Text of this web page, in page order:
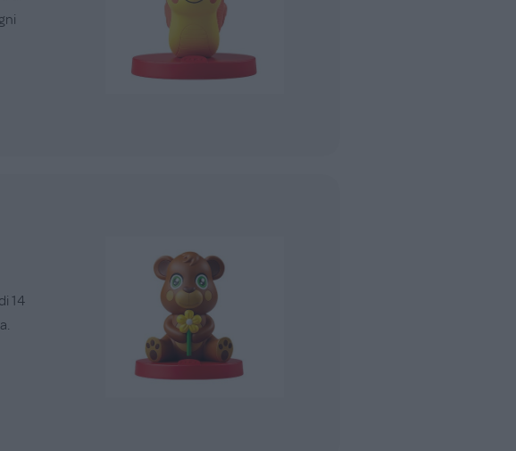
14